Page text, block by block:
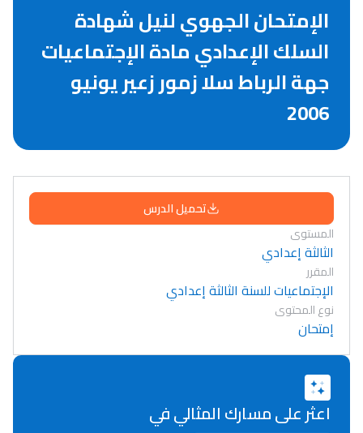
الإمتحان الجهوي لنيل شهادة
السلك الإعدادي مادة الإجتماعيات
جهة الرباط سلا زمور زعير يونيو
2006
تحميل الدرس
المستوى
الثالثة إعدادي
المقرر
الإجتماعيات للسنة الثالثة إعدادي
نوع المحتوى
إمتحان
اعثر على مسارك المثالي في